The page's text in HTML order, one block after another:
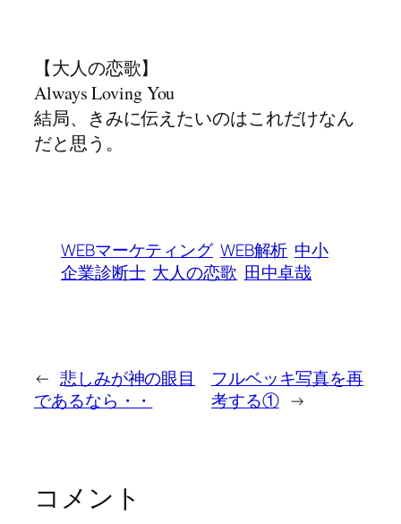
【大人の恋歌】
Always Loving You
結局、きみに伝えたいのはこれだけなん
だと思う。
WEBマーケティング WEB解析 中小
企業診断士 大人の恋歌 田中卓哉
← 悲しみが神の眼目
であるなら・・
フルベッキ写真を再
考する① →
コメント